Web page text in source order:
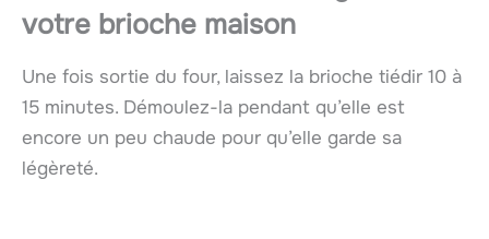
votre brioche maison
Une fois sortie du four, laissez la brioche tiédir 10 à
15 minutes. Démoulez-la pendant qu’elle est
encore un peu chaude pour qu’elle garde sa
légèreté.